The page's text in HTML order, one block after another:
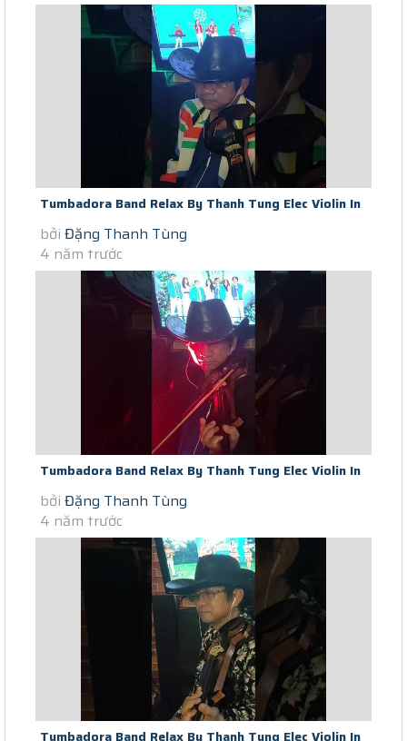
Tumbadora Band Relax By Thanh Tung Elec Violin In
Saigon Scocial Distance...
bởi Đặng Thanh Tùng
4 năm trước
Tumbadora Band Relax By Thanh Tung Elec Violin In
Saigon Scocial Distance...
bởi Đặng Thanh Tùng
4 năm trước
Tumbadora Band Relax By Thanh Tung Elec Violin In